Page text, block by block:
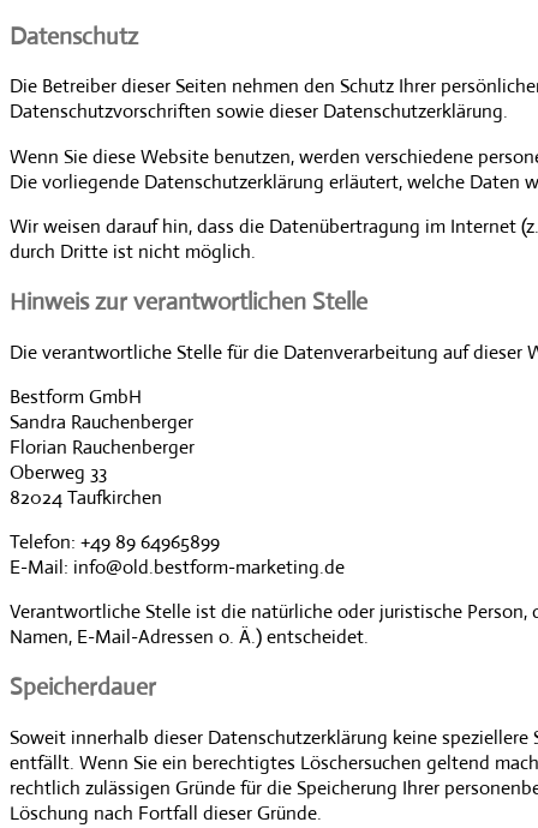
Datenschutz
Die Betreiber dieser Seiten nehmen den Schutz Ihrer
Datenschutzvorschriften sowie dieser Datenschutzerklärung.
Wenn Sie diese Website benutzen, werden verschiedene
Die vorliegende Datenschutzerklärung erläutert, welche Daten
Wir weisen darauf hin, dass die Datenübertragung im Internet
durch Dritte ist nicht möglich.
Hinweis zur verantwortlichen Stelle
Die verantwortliche Stelle für die Datenverarbeitung auf dieser
Bestform GmbH
Sandra Rauchenberger
Florian Rauchenberger
Oberweg 33
82024 Taufkirchen
Telefon: +49 89 64965899
E-Mail: info@old.bestform-marketing.de
Verantwortliche Stelle ist die natürliche oder juristische
Namen, E-Mail-Adressen o. Ä.) entscheidet.
Speicherdauer
Soweit innerhalb dieser Datenschutzerklärung keine
entfällt. Wenn Sie ein berechtigtes Löschersuchen geltend
rechtlich zulässigen Gründe für die Speicherung Ihrer
Löschung nach Fortfall dieser Gründe.